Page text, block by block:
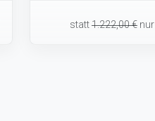
statt1.222,00 € nur